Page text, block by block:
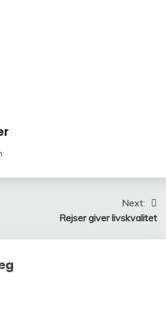
Next:
Rejser giver livskvalitet